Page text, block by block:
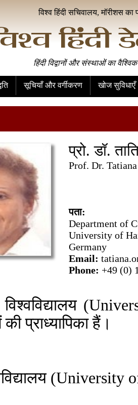
विश्व हिंदी सचिवालय, मॉरीशस का
हिंदी विद्वानों और संस्थाओं का
सूचियाँ और वर्गीकरण खोज सुविधाएँ
प्रो. डॉ.
Prof. Dr.
पता:
Department of
University of
Germany
Email:
Phone: +49 (0)
विश्वविद्यालय
प्राध्यापिका हैं।